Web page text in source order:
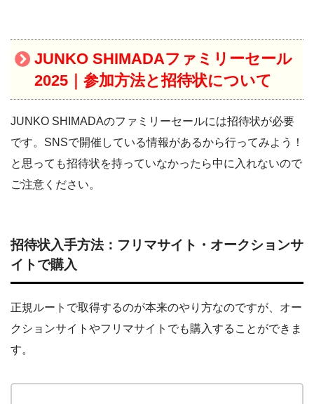
JUNKO SHIMADAファミリーセール
2025｜参加方法と招待状について
JUNKO SHIMADAのファミリーセールには招待状が必要
です。SNSで開催している情報があるから行ってみよう！
と思っても招待状を持っていなかったら中に入れないので
ご注意ください。
招待状入手方法：フリマサイト・オークションサ
イトで購入
正規ルートで取得するのが本来のやり方なのですが、オー
クションサイトやフリマサイトでも購入することができま
す。